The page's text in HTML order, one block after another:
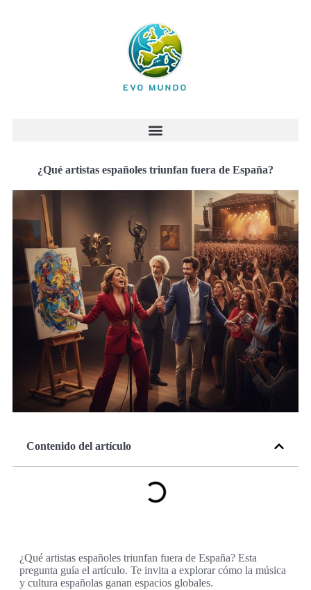
¿Qué artistas españoles triunfan fuera de España?
Contenido del artículo
¿Qué artistas españoles triunfan fuera de España? Esta
pregunta guía el artículo. Te invita a explorar cómo la música
y cultura españolas ganan espacios globales.